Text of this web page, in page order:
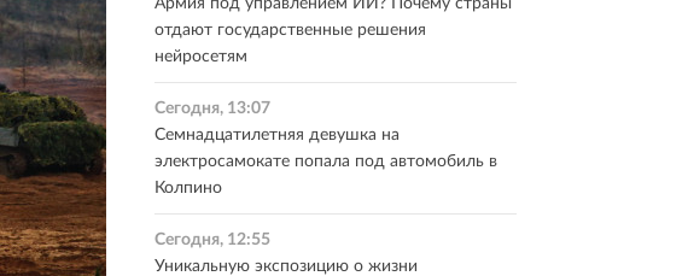
Армия под управлением ИИ? Почему страны
отдают государственные решения
нейросетям
Сегодня, 13:07
Семнадцатилетняя девушка на
электросамокате попала под автомобиль в
Колпино
Сегодня, 12:55
Уникальную экспозицию о жизни